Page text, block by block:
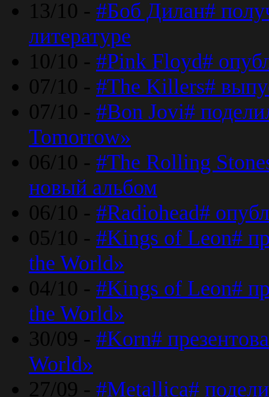
13/10 - #Боб Дилан#
литературе
10/10 - #Pink Floyd#
07/10 - #The Killers#
07/10 - #Bon Jovi#
Tomorrow»
06/10 - #The Rolling
новый альбом
06/10 - #Radiohead#
05/10 - #Kings of Leon#
the World»
04/10 - #Kings of Leon#
the World»
30/09 - #Korn#
World»
27/09 - #Metallica#